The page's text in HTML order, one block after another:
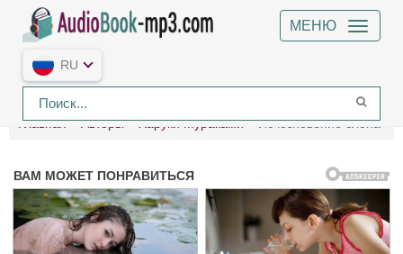
МЕНЮ
RU
Главная Авторы Харуки Мураками Исчезновение слона